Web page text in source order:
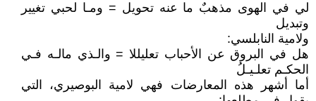
لي في الهوى مذهبٌ ما عنه تحويل = ومـا لحبي تغيير
وتبديل
ولامية النابلسي:
هل في البروق عن الأحباب تعليللا = والـذي مالـه فـي
الحكـم تعلـيـلُ
أما أشهر هذه المعارضات فهي لامية البوصيري، التي